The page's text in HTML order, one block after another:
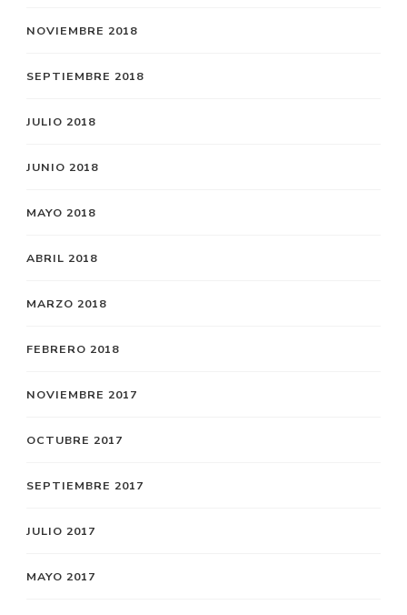
NOVIEMBRE 2018
SEPTIEMBRE 2018
JULIO 2018
JUNIO 2018
MAYO 2018
ABRIL 2018
MARZO 2018
FEBRERO 2018
NOVIEMBRE 2017
OCTUBRE 2017
SEPTIEMBRE 2017
JULIO 2017
MAYO 2017